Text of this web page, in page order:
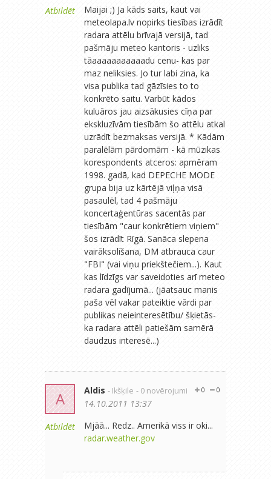
Atbildēt
Maijai ;) Ja kāds saits, kaut vai
meteolapa.lv nopirks tiesības izrādīt
radara attēlu brīvajā versijā, tad
pašmāju meteo kantoris - uzliks
tāaaaaaaaaaaadu cenu- kas par
maz neliksies. Jo tur labi zina, ka
visa publika tad gāzīsies to to
konkrēto saitu. Varbūt kādos
kuluāros jau aizsākusies cīņa par
ekskluzīvām tiesībām šo attēlu atkal
uzrādīt bezmaksas versijā. * Kādām
paralēlām pārdomām - kā mūzikas
korespondents atceros: apmēram
1998. gadā, kad DEPECHE MODE
grupa bija uz kārtējā viļņa visā
pasaulēl, tad 4 pašmāju
koncertaģentūras sacentās par
tiesībām "caur konkrētiem viņiem"
šos izrādīt Rīgā. Sanāca slepena
vairāksolīšana, DM atbrauca caur
"FBI" (vai viņu priekštečiem...). Kaut
kas līdzīgs var saveidoties arī meteo
radara gadījumā... (jāatsauc manis
paša vēl vakar pateiktie vārdi par
publikas neieinteresētību/ šķietās-
ka radara attēli patiešām samērā
daudzus interesē...)
A
Atbildēt
Aldis - Ikšķile - 0 novērojumi 0
0
14.10.2011 13:37
Mjāā... Redz.. Amerikā viss ir oki...
radar.weather.gov